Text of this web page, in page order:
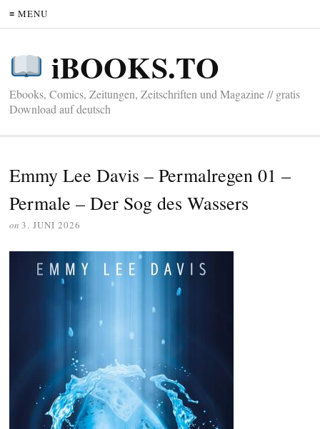
≡ MENU
iBOOKS.TO
Ebooks, Comics, Zeitungen, Zeitschriften und Magazine // gratis
Download auf deutsch
Emmy Lee Davis – Permalregen 01 –
Permale – Der Sog des Wassers
on 3. JUNI 2026